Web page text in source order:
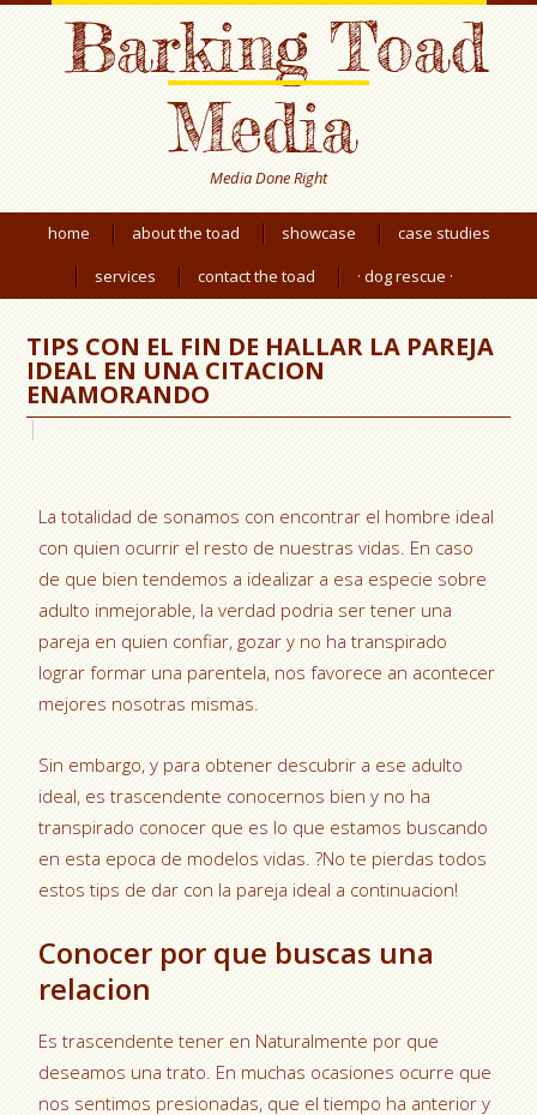
Barking Toad
Media
Media Done Right
home about the toad showcase
case studies
services
contact the toad · dog rescue ·
TIPS CON EL FIN DE HALLAR LA PAREJA
IDEAL EN UNA CITACION
ENAMORANDO
La totalidad de sonamos con encontrar el hombre ideal
con quien ocurrir el resto de nuestras vidas. En caso
de que bien tendemos a idealizar a esa especie sobre
adulto inmejorable, la verdad podri­a ser tener una
pareja en quien confiar, gozar y no ha transpirado
lograr formar una parentela, nos favorece an acontecer
mejores nosotras mismas.
Sin embargo, y para obtener descubrir a ese adulto
ideal, es trascendente conocernos bien y no ha
transpirado conocer que es lo que estamos buscando
en esta epoca de modelos vidas. ?No te pierdas todos
estos tips de dar con la pareja ideal a continuacion!
Conocer por que buscas una
relacion
Es trascendente tener en Naturalmente por que
deseamos una trato. En muchas ocasiones ocurre que
nos sentimos presionadas, que el tiempo ha anterior y